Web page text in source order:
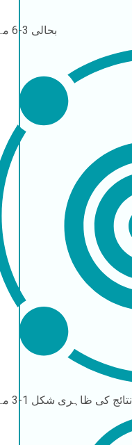
بحالی 3-6 مہینے
نتائج کی ظاہری شکل 1-3 مہینے